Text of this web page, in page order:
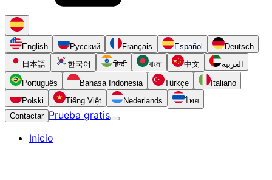
English Русский Français Español
Deutsch
日本語
한국어 हिन्दी বাংলা 中文 العربية
Português Bahasa Indonesia Türkçe
Italiano
Polski
Tiếng Việt Nederlands
ไทย
Contactar Prueba gratis
Inicio